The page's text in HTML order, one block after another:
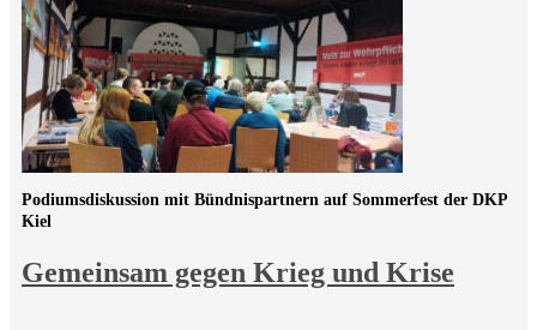
Gemeinsam gegen Krieg und Krise
Podiumsdiskussion mit Bündnispartnern auf Sommerfest der DKP
Kiel